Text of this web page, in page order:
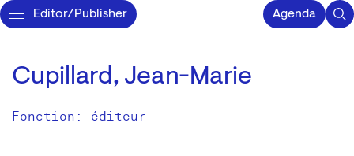
Editor/Publisher Agenda
Cupillard, Jean-Marie
Fonction: éditeur